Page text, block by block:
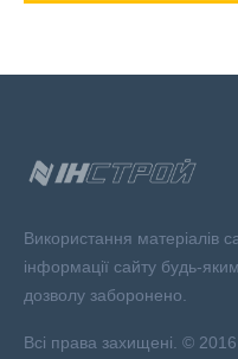
Використання матеріалів
інформації сайту будь-
дозволу заборонено.
Всі права захищені. ©